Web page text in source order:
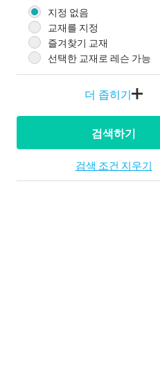
지정 없음
교재를 지정
즐겨찾기 교재
선택한 교재로 레슨 가능
더 좁히기
검색하기
검색 조건 지우기